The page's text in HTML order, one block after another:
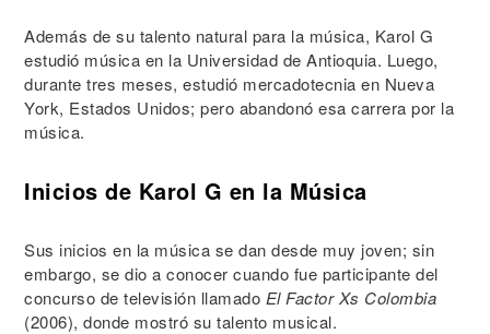
Además de su talento natural para la música, Karol G
estudió música en la Universidad de Antioquia. Luego,
durante tres meses, estudió mercadotecnia en Nueva
York, Estados Unidos; pero abandonó esa carrera por la
música.
Inicios de Karol G en la Música
Sus inicios en la música se dan desde muy joven; sin
embargo, se dio a conocer cuando fue participante del
concurso de televisión llamado El Factor Xs Colombia
(2006), donde mostró su talento musical.